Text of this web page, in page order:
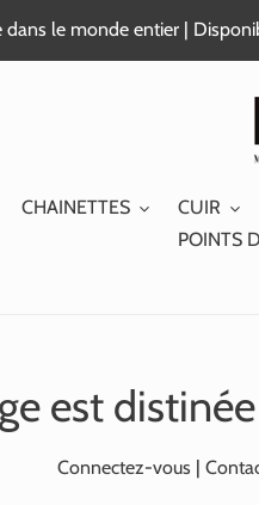
dans le monde entier |
CHAINETTES CUIR
POINTS
est
Connectez-vous |